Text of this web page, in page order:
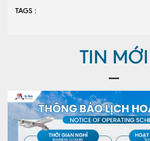
Dịch vụ Y tế gia đình – MEDI-HOME
Lấy mẫu xét nghiệm tại nhà
TAGS :
TIN MỚI